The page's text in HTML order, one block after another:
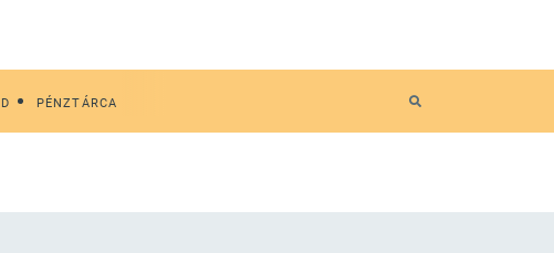
PÉNZTÁRCA